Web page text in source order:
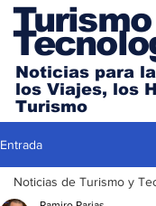
Noticias para
los Viajes, los
Turismo
Entrada
Noticias de Turismo y